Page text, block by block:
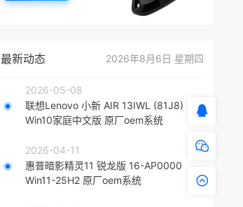
最新动态 2026年8月6日 星期四
2026-05-08
联想Lenovo 小新 AIR 13IWL (81J8)
Win10家庭中文版 原厂oem系统
2026-04-11
惠普暗影精灵11 锐龙版 16-AP0000
Win11-25H2 原厂oem系统